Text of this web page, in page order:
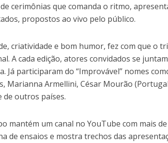
cerimônias que comanda o ritmo,
propostos ao vivo pelo público.
criatividade e bom humor, fez com que o
A cada edição, atores convidados se
Já participaram do “Improvável” nomes
Marianna Armellini, César Mourão
outros países.
mantém um canal no YouTube com mais
de ensaios e mostra trechos das